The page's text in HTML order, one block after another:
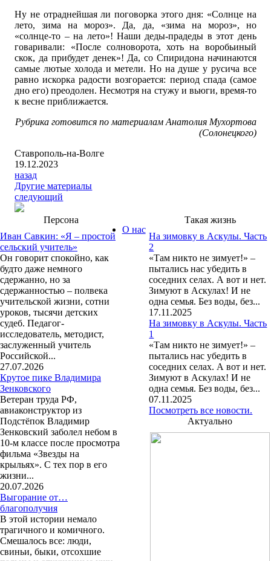
Ну не отраднейшая ли поговорка этого дня: «Солнце на
лето, зима на мороз». Да, да, «зима на мороз», но
«солнце-то – на лето»! Наши деды-прадеды в этот день
говаривали: «После солноворота, хоть на воробьиный
скок, да прибудет денек»! Да, со Спиридона начинаются
самые лютые холода и метели. Но на душе у русича все
равно искорка радости возгорается: период спада (самое
дно его) преодолен. Несмотря на стужу и вьюги, время-то
к весне приближается.
Рубрика готовится по материалам Анатолия Мухортова
(Солонецкого)
Ставрополь-на-Волге
19.12.2023
назад
Другие материалы
следующий
Персона
Иван Савкин: «Я – простой
сельский учитель»
Он говорит спокойно, как
будто даже немного
сдержанно, но за
сдержанностью – полвека
учительской жизни, сотни
уроков, тысячи детских
судеб. Педагог-
исследователь, методист,
заслуженный учитель
Российской...
27.07.2026
Крутое пике Владимира
Зенковского
Ветеран труда РФ,
авиаконструктор из
Подстёпок Владимир
Зенковский заболел небом в
10-м классе после просмотра
фильма «Звезды на
крыльях». С тех пор в его
жизни...
20.07.2026
Выгорание от…
благополучия
В этой истории немало
трагичного и комичного.
Смешалось все: люди,
свиньи, быки, отсохшие
Такая жизнь
На зимовку в Аскулы. Часть
2
«Там никто не зимует!» –
пытались нас убедить в
соседних селах. А вот и нет.
Зимуют в Аскулах! И не
одна семья. Без воды, без...
17.11.2025
На зимовку в Аскулы. Часть
1
«Там никто не зимует!» –
пытались нас убедить в
соседних селах. А вот и нет.
Зимуют в Аскулах! И не
одна семья. Без воды, без...
07.11.2025
Посмотреть все новости.
Актуально
О нас